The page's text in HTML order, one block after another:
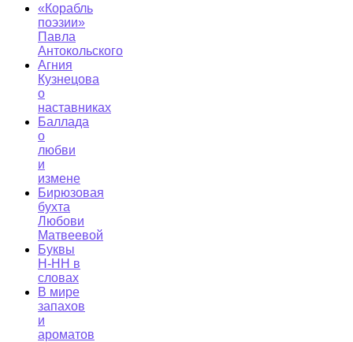
«Корабль
поэзии»
Павла
Антокольского
Агния
Кузнецова
о
наставниках
Баллада
о
любви
и
измене
Бирюзовая
бухта
Любови
Матвеевой
Буквы
Н-НН в
словах
В мире
запахов
и
ароматов